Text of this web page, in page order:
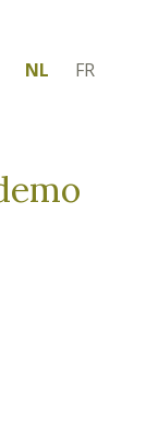
NL FR